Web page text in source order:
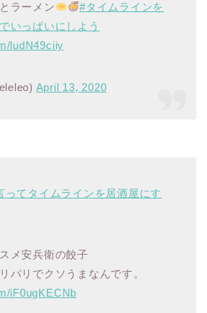
ラーメン
#タイムラインを
いっぱいにしよう
ludN49ciiy
April 13, 2020
ってタイムラインを居酒屋にす
メ安兵衛の餃子
パリでクソうまなんです。
iF0ugKECNb